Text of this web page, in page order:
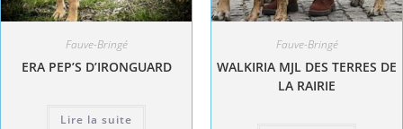
Fauve-Bringé
ERA PEP’S D’IRONGUARD
Lire la suite
Fauve-Bringé
WALKIRIA MJL DES TERRES DE
LA RAIRIE